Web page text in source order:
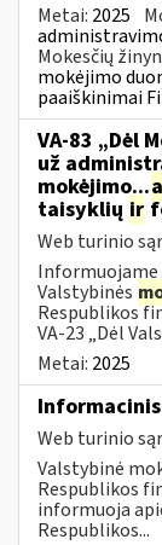
Metai: 2025
Mokesčių
mokėjimo
paaiškinimai
VA-83 „Dėl
už
mokėjimo...
taisyklių ir
Web turinio
Informuojame
Valstybinės
Respublikos
VA-23 „Dėl
Metai: 2025
Web turinio
Valstybinė
Respublikos
informuoja
Respublikos...